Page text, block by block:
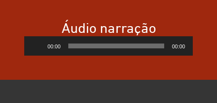
Áudio narração
00:00 00:00